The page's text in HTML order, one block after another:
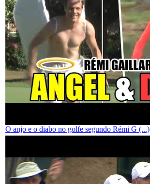
O anjo e o diabo no golfe segundo Rémi G (...)